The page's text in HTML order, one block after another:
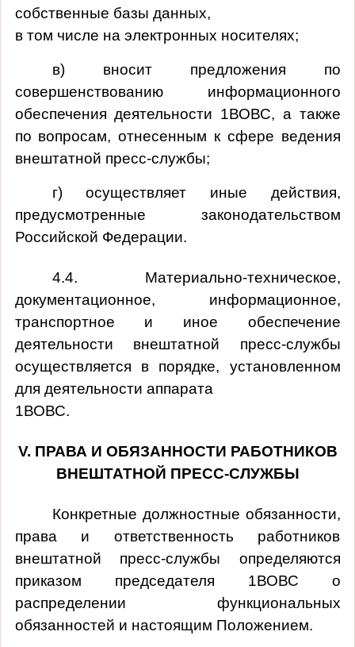
собственные базы данных,
в том числе на электронных носителях;
в) вносит предложения по
совершенствованию информационного
обеспечения деятельности 1ВОВС, а также
по вопросам, отнесенным к сфере ведения
внештатной пресс-службы;
г) осуществляет иные действия,
предусмотренные законодательством
Российской Федерации.
4.4. Материально-техническое,
документационное, информационное,
транспортное и иное обеспечение
деятельности внештатной пресс-службы
осуществляется в порядке, установленном
для деятельности аппарата
1ВОВС.
V. ПРАВА И ОБЯЗАННОСТИ РАБОТНИКОВ
ВНЕШТАТНОЙ ПРЕСС-СЛУЖБЫ
Конкретные должностные обязанности,
права и ответственность работников
внештатной пресс-службы определяются
приказом председателя 1ВОВС о
распределении функциональных
обязанностей и настоящим Положением.